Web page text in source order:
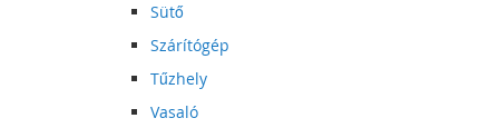
Sütő
Szárítógép
Tűzhely
Vasaló